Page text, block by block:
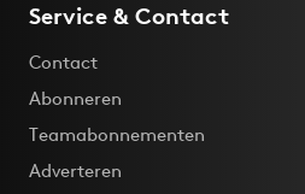
Service & Contact
Contact
Abonneren
Teamabonnementen
Adverteren